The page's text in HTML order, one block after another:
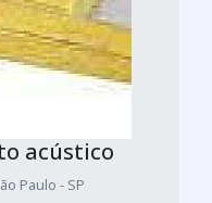
acústico
Paulo - SP